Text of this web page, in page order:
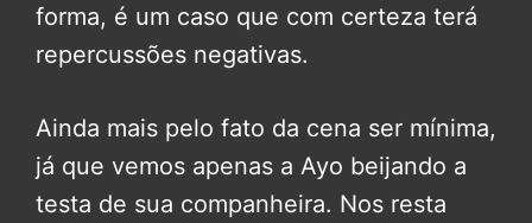
forma, é um caso que com certeza terá
repercussões negativas.
Ainda mais pelo fato da cena ser mínima,
já que vemos apenas a Ayo beijando a
testa de sua companheira. Nos resta